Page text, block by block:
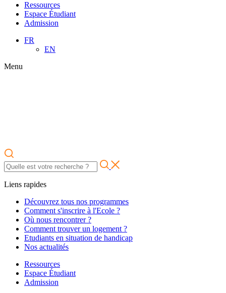
Ressources
Espace Étudiant
Admission
FR
EN
Menu
Liens rapides
Découvrez tous nos programmes
Comment s'inscrire à l'Ecole ?
Où nous rencontrer ?
Comment trouver un logement ?
Etudiants en situation de handicap
Nos actualités
Ressources
Espace Étudiant
Admission